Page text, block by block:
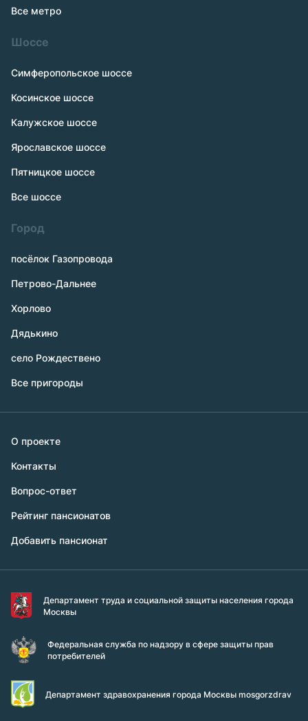
Все метро
Шоссе
Симферопольское шоссе
Косинское шоссе
Калужское шоссе
Ярославское шоссе
Пятницкое шоссе
Все шоссе
Город
посёлок Газопровода
Петрово-Дальнее
Хорлово
Дядькино
село Рождествено
Все пригороды
О проекте
Контакты
Вопрос-ответ
Рейтинг пансионатов
Добавить пансионат
Департамент труда и социальной защиты населения города
Москвы
Федеральная служба по надзору в сфере защиты прав
потребителей
Департамент здравохранения города Москвы mosgorzdrav